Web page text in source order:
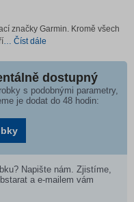
značky Garmin. Kromě všech
… Číst dále
dostupný
s podobnými parametry,
je dodat do 48 hodin:
Napište nám. Zjistíme,
a e-mailem vám